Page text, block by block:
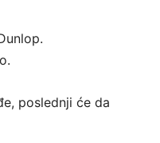
poslednji će da